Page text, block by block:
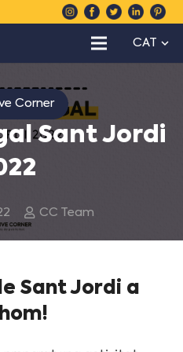
CAT
Corner
Sant Jordi
CC Team
Sant Jordi a